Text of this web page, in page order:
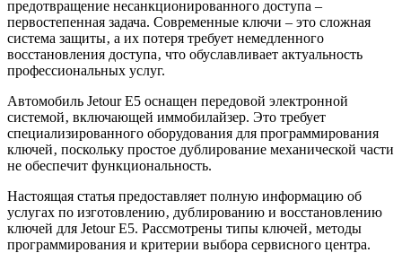
предотвращение несанкционированного доступа –
первостепенная задача. Современные ключи – это сложная
система защиты‚ а их потеря требует немедленного
восстановления доступа‚ что обуславливает актуальность
профессиональных услуг.
Автомобиль Jetour E5 оснащен передовой электронной
системой‚ включающей иммобилайзер. Это требует
специализированного оборудования для программирования
ключей‚ поскольку простое дублирование механической части
не обеспечит функциональность.
Настоящая статья предоставляет полную информацию об
услугах по изготовлению‚ дублированию и восстановлению
ключей для Jetour E5. Рассмотрены типы ключей‚ методы
программирования и критерии выбора сервисного центра.